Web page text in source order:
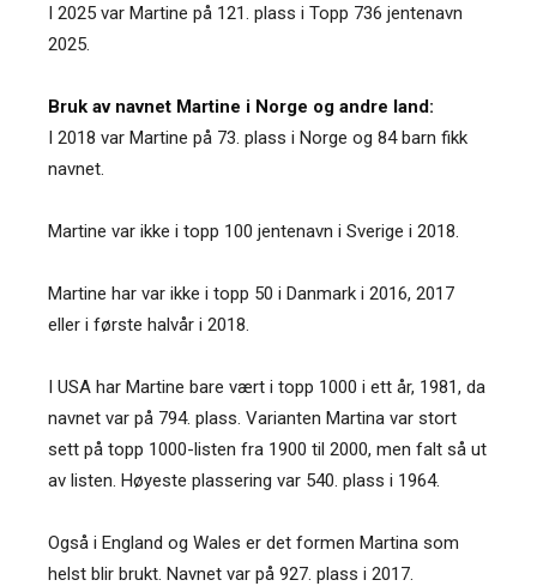
I 2025 var Martine på 121. plass i Topp 736 jentenavn
2025.
Bruk av navnet Martine i Norge og andre land:
I 2018 var Martine på 73. plass i Norge og 84 barn fikk
navnet.
Martine var ikke i topp 100 jentenavn i Sverige i 2018.
Martine har var ikke i topp 50 i Danmark i 2016, 2017
eller i første halvår i 2018.
I USA har Martine bare vært i topp 1000 i ett år, 1981, da
navnet var på 794. plass. Varianten Martina var stort
sett på topp 1000-listen fra 1900 til 2000, men falt så ut
av listen. Høyeste plassering var 540. plass i 1964.
Også i England og Wales er det formen Martina som
helst blir brukt. Navnet var på 927. plass i 2017.